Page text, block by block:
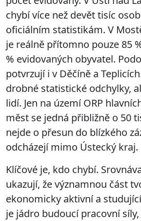
chybí více než devět tisíc
oficiálním statistikám. V
je reálně přítomno pouze 85
% evidovaných obyvatel.
potvrzují i v Děčíně a
drobné statistické odchylky,
lidí. Jen na území ORP
měst se jedná přibližně o 50
nejde o přesun do blízkého
odcházejí mimo Ústecký kraj.
Klíčové je, kdo chybí.
ukazují, že významnou část
ekonomicky aktivní a studující
je jádro budoucí pracovní